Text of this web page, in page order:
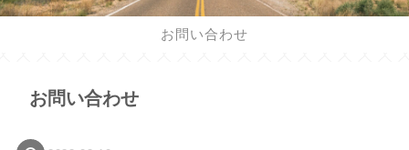
お問い合わせ
お問い合わせ